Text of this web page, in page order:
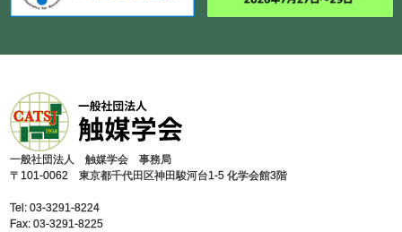
⼀般社団法⼈ 触媒学会 事務局
〒101-0062 東京都千代⽥区神⽥駿河台1-5 化学会館3階
Tel: 03-3291-8224
Fax: 03-3291-8225